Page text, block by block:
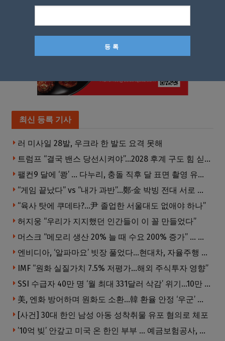
최신 등록 기사
러 미사일 28발, 우크라 한 발도 요격 못해
트럼프 “결국 밴스 당선시켜야”…2028 후계 구도 힘 싣나
팰컨9 달에 ‘쾅’ … 다누리, 충돌 직후 달 표면 촬영 유일 탐사선
“게임 끝났다” vs “내가 과반”…鄭·金 박빙 전대 서로 우위 주장
“육사 탓에 쿠데타?…尹 졸업한 서울대도 없애야 하나”
허지웅 “우리가 지지했던 인간들이 이 꼴 만들었다”
머스크 “메모리 생산 20% 늘 때 수요 200% 증가” … 반도체 매출 1조달러 눈 앞
엔비디아, ‘알파마요’ 빗장 풀었다…현대차, 자율주행 속도내나
IMF “원화 실질가치 7.5% 저평가…해외 주식투자 영향”
SSI 수급자 40만 명 ‘월 최대 331달러 삭감’ 위기…10만 명은 수급자격 상실
美, 엔화 방어하며 원화도 소환…韓 환율 안정 ‘우군’ 되나
[사건] 30대 한인 남성 아동 성착취물 유포 혐의로 체포
’10억 빚’ 안갚고 미국 온 한인 부부 … 예금보험공사, 미국서 소송